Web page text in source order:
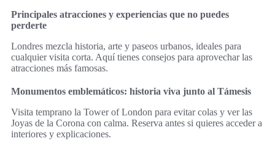
Principales atracciones y experiencias que no puedes
perderte
Londres mezcla historia, arte y paseos urbanos, ideales para
cualquier visita corta. Aquí tienes consejos para aprovechar las
atracciones más famosas.
Monumentos emblemáticos: historia viva junto al Támesis
Visita temprano la Tower of London para evitar colas y ver las
Joyas de la Corona con calma. Reserva antes si quieres acceder a
interiores y explicaciones.